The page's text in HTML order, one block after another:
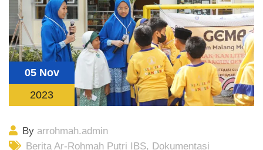
05 Nov
2023
By arrohmah.admin
Berita Ar-Rohmah Putri IBS, Dokumentasi